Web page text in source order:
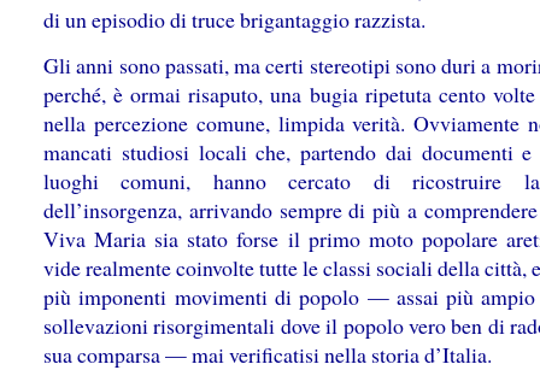
di un episodio di truce brigantaggio razzista.
Gli anni sono passati, ma certi stereotipi sono duri a
perché, è ormai risaputo, una bugia ripetuta cento
nella percezione comune, limpida verità. Ovviamente
mancati studiosi locali che, partendo dai documenti
luoghi comuni, hanno cercato di ricostruire
dell’insorgenza, arrivando sempre di più a
Viva Maria sia stato forse il primo moto popolare
vide realmente coinvolte tutte le classi sociali della città,
più imponenti movimenti di popolo — assai più
sollevazioni risorgimentali dove il popolo vero ben di
sua comparsa — mai verificatisi nella storia d’Italia.